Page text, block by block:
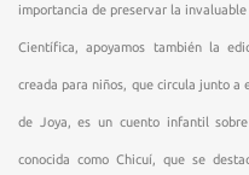
importancia de preservar la
Científica, apoyamos también la
creada para niños, que circula junto a
de Joya, es un cuento infantil
conocida como Chicuí, que se